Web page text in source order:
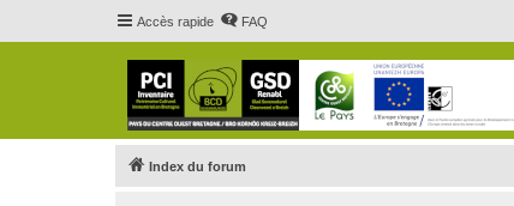
Accès rapide FAQ
Index du forum